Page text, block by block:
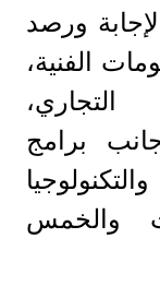
ورصد
الفنية،
برامج
والخمس